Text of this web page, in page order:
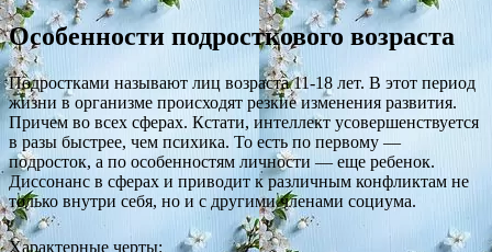
Особенности подросткового возраста
Подростками называют лиц возраста 11-18 лет. В этот период
жизни в организме происходят резкие изменения развития.
Причем во всех сферах. Кстати, интеллект усовершенствуется
в разы быстрее, чем психика. То есть по первому —
подросток, а по особенностям личности — еще ребенок.
Диссонанс в сферах и приводит к различным конфликтам не
только внутри себя, но и с другими членами социума.
Характерные черты: